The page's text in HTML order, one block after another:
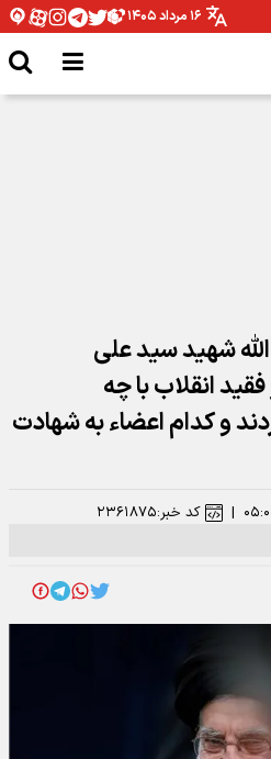
۱۶ مرداد ۱۴۰۵
شهید سید علی
انقلاب با چه
و کدام اعضاء به شهادت
| کد خبر:۲۳۶۱۸۷۵